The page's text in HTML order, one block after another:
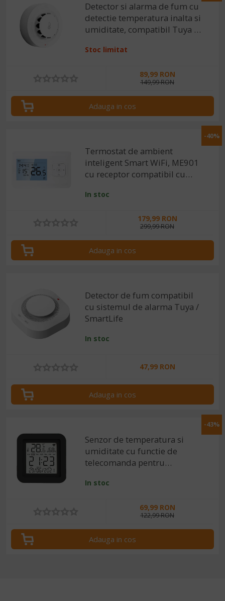
Detector si alarma de fum cu
detectie temperatura inalta si
umiditate, compatibil Tuya /
Stoc limitat
89,99 RON
149,99 RON
Adauga in cos
-40%
Termostat de ambient
inteligent Smart WiFi, ME901
cu receptor compatibil cu
Tuya / SmartLife
In stoc
179,99 RON
299,99 RON
Adauga in cos
Detector de fum compatibil
cu sistemul de alarma Tuya /
SmartLife
In stoc
47,99 RON
Adauga in cos
-43%
Senzor de temperatura si
umiditate cu functie de
telecomanda pentru
Tuya / SmartLife
In stoc
69,99 RON
122,99 RON
Adauga in cos